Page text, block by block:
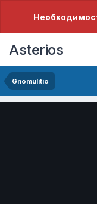
Asterios
Gnomulitio